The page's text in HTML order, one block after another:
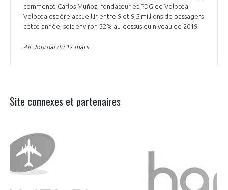
commenté Carlos Muñoz, fondateur et PDG de Volotea.
Volotea espère accueillir entre 9 et 9,5 millions de passagers
cette année, soit environ 32% au-dessus du niveau de 2019.
Air Journal du 17 mars
Site connexes et partenaires